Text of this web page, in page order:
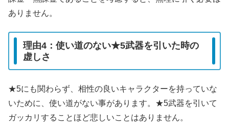
ありません。
理由4：使い道のない★5武器を引いた時の
虚しさ
★5にも関わらず、相性の良いキャラクターを持っていな
いために、使い道がない事があります。★5武器を引いて
ガッカリすることほど悲しいことはありません。